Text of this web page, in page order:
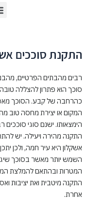
התקנת סוככים
רבים מהבתים הפרטיים,
סוכך הוא פתרון להצללה
כהרחבה של קבע. הסוכך
המקום או יצירת מחסה טוב
הימצאותו. ישנם סוגי
התקנה מהירה ויעילה. יש
אשקלון היא עיר חמה, ולכן
השמש יותר מאשר בסוכך
המטרות ובהתאם להמלצת
התקנה מיטבית ואת יציבות
אחרת.